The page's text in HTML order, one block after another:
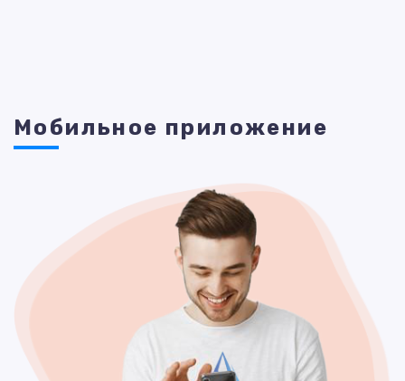
Мобильное приложение